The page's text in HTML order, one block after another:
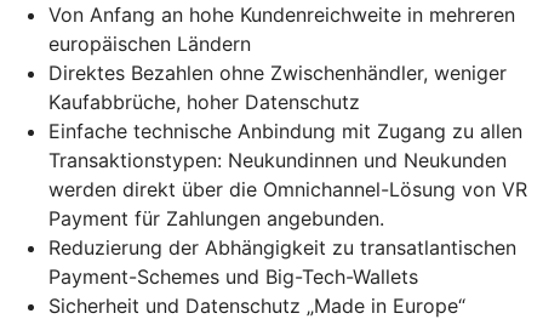
Von Anfang an hohe Kundenreichweite in mehreren
europäischen Ländern
Direktes Bezahlen ohne Zwischenhändler, weniger
Kaufabbrüche, hoher Datenschutz
Einfache technische Anbindung mit Zugang zu allen
Transaktionstypen: Neukundinnen und Neukunden
werden direkt über die Omnichannel-Lösung von VR
Payment für Zahlungen angebunden.
Reduzierung der Abhängigkeit zu transatlantischen
Payment-Schemes und Big-Tech-Wallets
Sicherheit und Datenschutz „Made in Europe“